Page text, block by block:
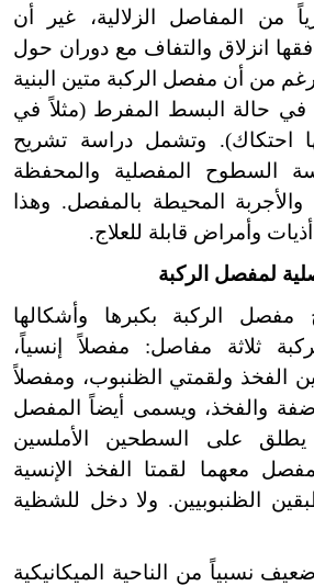
من المفاصل الزلالية، غير أن
انزلاق والتفاف مع دوران حول
من أن مفصل الركبة متين البنية
حالة البسط المفرط (مثلاً في
احتكاك). وتشمل دراسة تشريح
السطوح المفصلية والمحفظة
والأجربة المحيطة بالمفصل. وهذا
وأمراض قابلة للعلاج.
لمفصل الركبة
الركبة بكبرها وأشكالها
ثلاثة مفاصل: مفصلاً إنسياً،
الفخذ ولقمتي الظنبوب، ومفصلاً
والفخذ، ويسمى أيضاً المفصل
يطلق على السطحين الأملسين
معهما لقمتا الفخذ الإنسية
الظنبوبيين. ولا دخل للشظية
نسبياً من الناحية الميكانيكية